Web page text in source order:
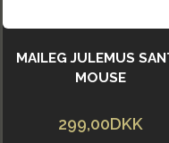
MAILEG JULEMUS
MOUSE
299,00DKK